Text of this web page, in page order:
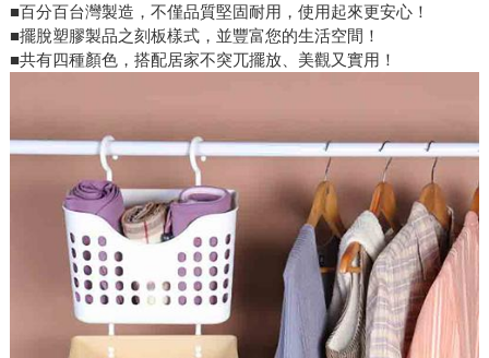
■百分百台灣製造，不僅品質堅固耐用，使用起來更安心！
■擺脫塑膠製品之刻板樣式，並豐富您的生活空間！
■共有四種顏色，搭配居家不突兀擺放、美觀又實用！